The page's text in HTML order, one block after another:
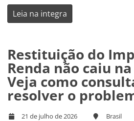
Leia na integra
Restituição do
Renda não caiu
Veja como
resolver o
21 de julho de 2026 Brasil